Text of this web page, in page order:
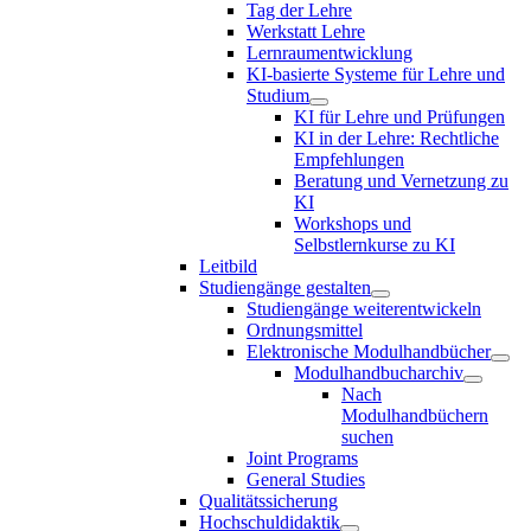
Tag der Lehre
Werkstatt Lehre
Lernraumentwicklung
KI-basierte Systeme für Lehre und
Studium
KI für Lehre und Prüfungen
KI in der Lehre: Rechtliche
Empfehlungen
Beratung und Vernetzung zu
KI
Workshops und
Selbstlernkurse zu KI
Leitbild
Studiengänge gestalten
Studiengänge weiterentwickeln
Ordnungsmittel
Elektronische Modulhandbücher
Modulhandbucharchiv
Nach
Modulhandbüchern
suchen
Joint Programs
General Studies
Qualitätssicherung
Hochschuldidaktik